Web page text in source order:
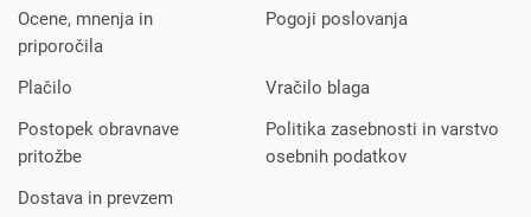
Ocene, mnenja in
priporočila
Pogoji poslovanja
Plačilo
Vračilo blaga
Postopek obravnave
pritožbe
Politika zasebnosti in varstvo
osebnih podatkov
Dostava in prevzem